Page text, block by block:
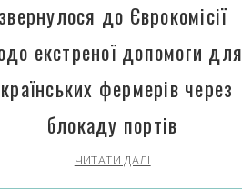
звернулося до Єврокомісії
екстреної допомоги для
фермерів через
блокаду портів
ЧИТАТИ ДАЛІ